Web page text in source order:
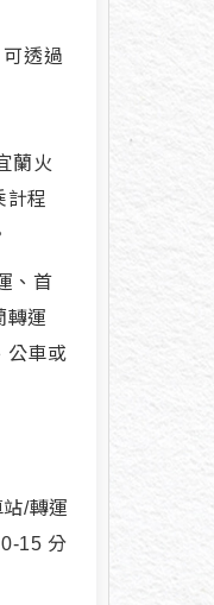
透過
蘭火
計程
、首
轉運
公車或
/轉運
15 分